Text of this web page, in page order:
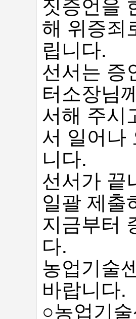
해 위증죄
립니다.
선서는 증
터소장님
서해 주시
서 일어나
니다.
선서가 끝
일괄 제출
지금부터
다.
농업기술
바랍니다.
○농업기